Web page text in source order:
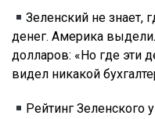
Зеленский не
денег. Америка
долларов: «Но где эти
видел никакой
Рейтинг Зеленского